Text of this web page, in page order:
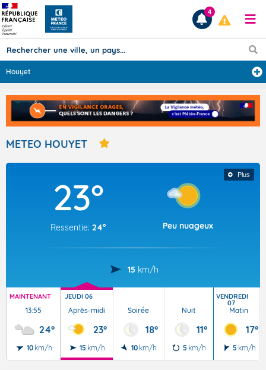
Prévisions
TOUS LES RÉSULTATS
Articles
4
Houyet
METEO HOUYET
Plus
23°
Ressentie: 24° Peu nuageux
15 km/h
MAINTENANT
13:55
24°
10 km/h
JEUDI 06
Après-midi
23°
15 km/h
Soirée
18°
10 km/h
Nuit
11°
5 km/h
VENDREDI
07
Matin
17°
5 km/h